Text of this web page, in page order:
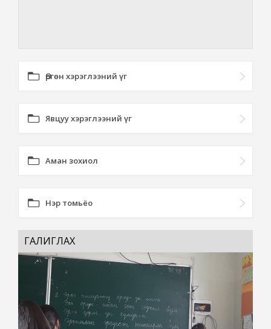
Өргөн хэрэглээний үг
Явцуу хэрэглээний үг
Аман зохиол
Нэр томьёо
ГАЛИГЛАХ